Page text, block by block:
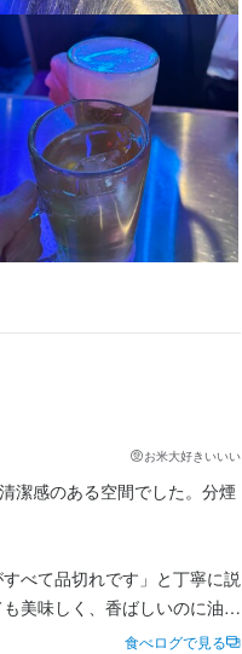
お米大好きいいい
潔感のある空間でした。分煙
べて品切れです」と丁寧に説
美味しく、香ばしいのに油っ
食べログで見る
1,200円〜1,600円
27万円〜41万円
1,300円〜1,500円
1,300円〜1,500円
1,300円〜1,500円